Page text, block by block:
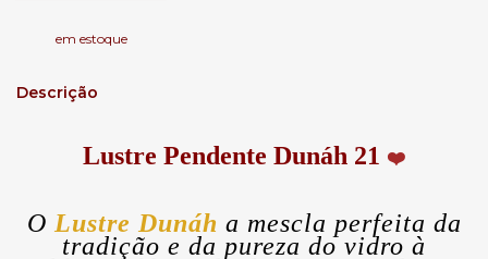
em estoque
Descrição
Lustre Pendente Dunáh 21 ❤️
O Lustre Dunáh a mescla perfeita da
tradição e da pureza do vidro à